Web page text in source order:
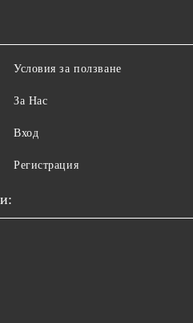
Условия за ползване
За Нас
Вход
Регистрация